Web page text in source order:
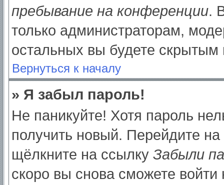
пребывание на конференции.
только администраторам,
остальных вы будете скрытым
Вернуться к началу
» Я забыл пароль!
Не паникуйте! Хотя пароль
получить новый. Перейдите
щёлкните на ссылку Забыли
скоро вы снова сможете